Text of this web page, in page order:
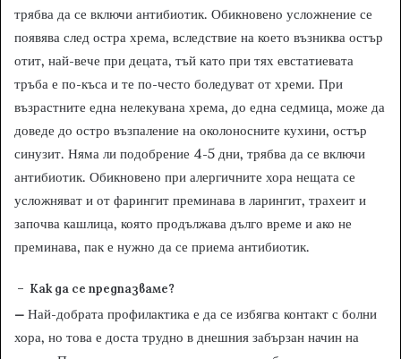
трябва да се включи антибиотик. Обикновено усложнение се
появява след остра хрема, вследствие на което възниква остър
отит, най-вече при децата, тъй като при тях евстатиевата
тръба е по-къса и те по-често боледуват от хреми. При
възрастните една нелекувана хрема, до една седмица, може да
доведе до остро възпаление на околоносните кухини, остър
синузит. Няма ли подобрение 4-5 дни, трябва да се включи
антибиотик. Обикновено при алергичните хора нещата се
усложняват и от фарингит преминава в ларингит, трахеит и
започва кашлица, която продължава дълго време и ако не
преминава, пак е нужно да се приема антибиотик.
– Как да се предпазваме?
– Най-добрата профилактика е да се избягва контакт с болни
хора, но това е доста трудно в днешния забързан начин на